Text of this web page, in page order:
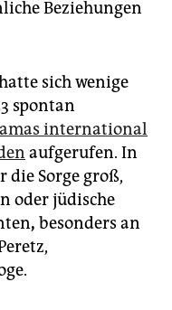
Beziehungen
sich wenige
spontan
international
aufgerufen. In
Sorge groß,
oder jüdische
, besonders an